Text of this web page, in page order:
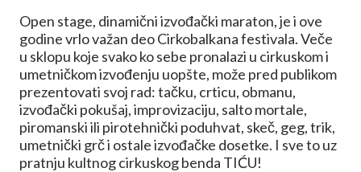
Open stage, dinamični izvođački maraton, je i ove
godine vrlo važan deo Cirkobalkana festivala. Veče
u sklopu koje svako ko sebe pronalazi u cirkuskom i
umetničkom izvođenju uopšte, može pred publikom
prezentovati svoj rad: tačku, crticu, obmanu,
izvođački pokušaj, improvizaciju, salto mortale,
piromanski ili pirotehnički poduhvat, skeč, geg, trik,
umetnički grč i ostale izvođačke dosetke. I sve to uz
pratnju kultnog cirkuskog benda TIĆU!